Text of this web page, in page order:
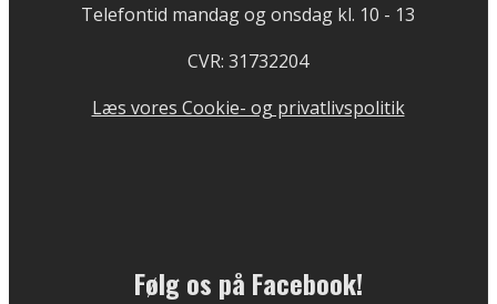
Telefontid mandag og onsdag kl. 10 - 13
CVR: 31732204
Læs vores Cookie- og privatlivspolitik
Følg os på Facebook!